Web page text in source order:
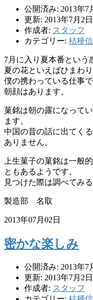
公開済み: 2013年7
更新: 2013年7月2日
作成者: スタッフ
カテゴリー: 桔梗
7月に入り夏本番という
夏の花といえばひまわ
僕の携わっている仕事
朝顔はあります。
菓銘は朝の露になって
ます。
中国の昔の話に出てく
ありません。
上生菓子の菓銘は一般
ともあるようです。
見つけた際は調べてみ
製造部 名取
2013年07月02日
密かな楽しみ
公開済み: 2013年7
更新: 2013年7月2日
作成者: スタッフ